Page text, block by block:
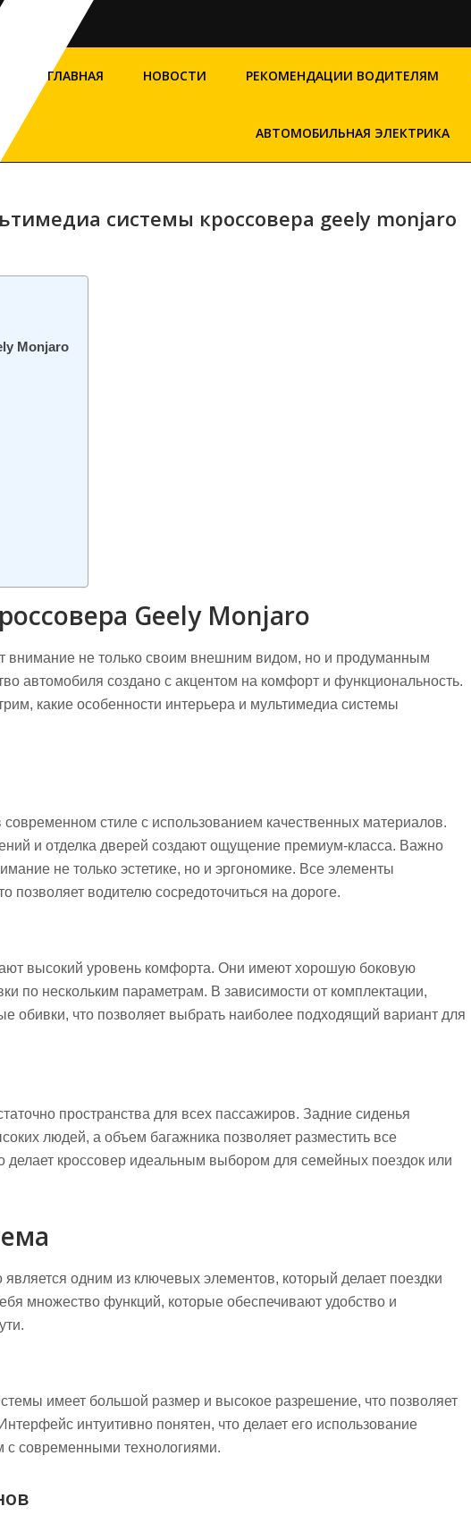
ГЛАВНАЯ НОВОСТИ РЕКОМЕНДАЦИИ ВОДИТЕЛЯМ
АВТОМОБИЛЬНАЯ ЭЛЕКТРИКА
системы кроссовера geely monjaro
Monjaro
Geely Monjaro
внимание не только своим внешним видом, но и продуманным
автомобиля создано с акцентом на комфорт и функциональность.
какие особенности интерьера и мультимедиа системы
стиле с использованием качественных материалов.
и отделка дверей создают ощущение премиум-класса. Важно
не только эстетике, но и эргономике. Все элементы
позволяет водителю сосредоточиться на дороге.
высокий уровень комфорта. Они имеют хорошую боковую
по нескольким параметрам. В зависимости от комплектации,
обивки, что позволяет выбрать наиболее подходящий вариант для
пространства для всех пассажиров. Задние сиденья
людей, а объем багажника позволяет разместить все
кроссовер идеальным выбором для семейных поездок или
одним из ключевых элементов, который делает поездки
множество функций, которые обеспечивают удобство и
имеет большой размер и высокое разрешение, что позволяет
интуитивно понятен, что делает его использование
с современными технологиями.